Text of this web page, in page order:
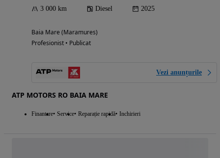
3 000 km Diesel 2025
Baia Mare (Maramures)
Profesionist • Publicat
Vezi anunțurile
ATP MOTORS RO BAIA MARE
Finantare Service Reparație rapidă Inchirieri